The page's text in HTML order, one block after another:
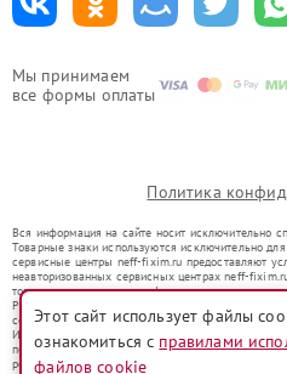
Мы принимаем
все формы оплаты
Политика
Вся информация на сайте носит исключительно
Товарные знаки используются исключительно
сервисные центры neff-fixim.ru предоставляют
неавторизованных сервисных центрах neff-
товарных знаков или их официальными
Ремонт осуществляется для устройств, уже
со статьей 1487 ГК РФ.
Использование товарных знаков не преследует
потребителей в заблуждение, а служит для
ремонту техники указанных брендов.
Этот сайт использует файлы
ознакомиться с правилами
файлов cookie